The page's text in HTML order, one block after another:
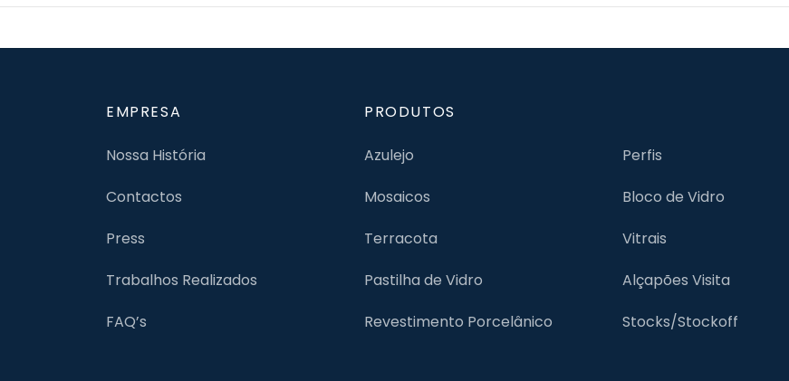
EMPRESA
Nossa História
Contactos
Press
Trabalhos Realizados
FAQ’s
PRODUTOS
Azulejo
Mosaicos
Terracota
Pastilha de Vidro
Revestimento Porcelânico
Perfis
Bloco de Vidro
Vitrais
Alçapões Visita
Stocks/Stockoff